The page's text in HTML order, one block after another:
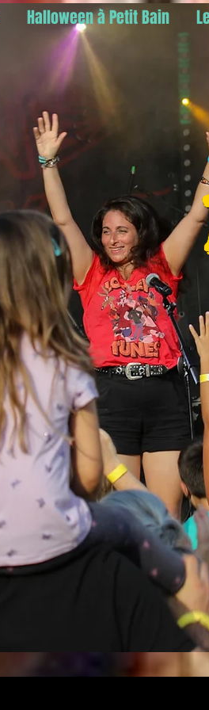
Halloween à Petit Bain